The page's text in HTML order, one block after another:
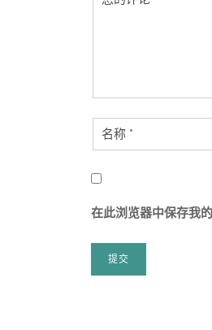
在此浏览器中保存我